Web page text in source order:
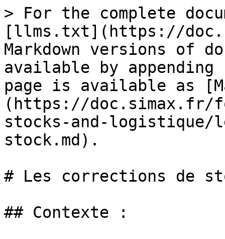
> For the complete
[llms.txt](https://
Markdown versions of
available by
page is available as
(https://doc.simax.fr/
stocks-and-logistique/
stock.md).
# Les corrections de
## Contexte :